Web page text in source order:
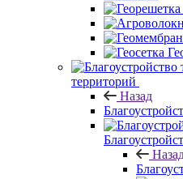
территорий
Назад